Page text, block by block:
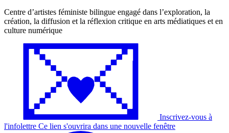
Centre d’artistes féministe bilingue engagé dans l’exploration, la
création, la diffusion et la réflexion critique en arts médiatiques et en
culture numérique
Inscrivez-vous à
l'infolettre Ce lien s'ouvrira dans une nouvelle fenêtre